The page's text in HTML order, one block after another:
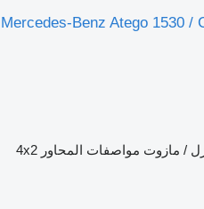
Mercedes-Benz Atego 1530 /
/ مازوت مواصفات المحاور 4x2